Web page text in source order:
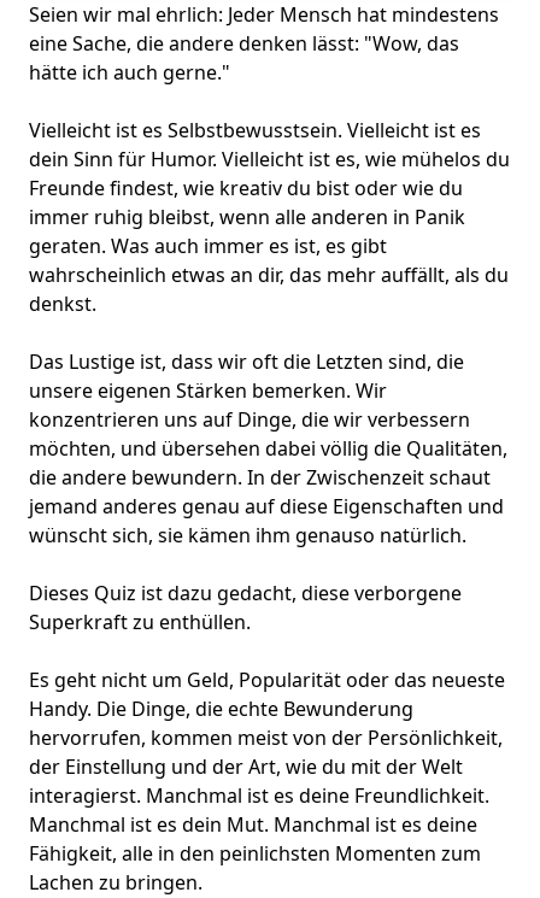
Seien wir mal ehrlich: Jeder Mensch hat mindestens
eine Sache, die andere denken lässt: "Wow, das
hätte ich auch gerne."
Vielleicht ist es Selbstbewusstsein. Vielleicht ist es
dein Sinn für Humor. Vielleicht ist es, wie mühelos du
Freunde findest, wie kreativ du bist oder wie du
immer ruhig bleibst, wenn alle anderen in Panik
geraten. Was auch immer es ist, es gibt
wahrscheinlich etwas an dir, das mehr auffällt, als du
denkst.
Das Lustige ist, dass wir oft die Letzten sind, die
unsere eigenen Stärken bemerken. Wir
konzentrieren uns auf Dinge, die wir verbessern
möchten, und übersehen dabei völlig die Qualitäten,
die andere bewundern. In der Zwischenzeit schaut
jemand anderes genau auf diese Eigenschaften und
wünscht sich, sie kämen ihm genauso natürlich.
Dieses Quiz ist dazu gedacht, diese verborgene
Superkraft zu enthüllen.
Es geht nicht um Geld, Popularität oder das neueste
Handy. Die Dinge, die echte Bewunderung
hervorrufen, kommen meist von der Persönlichkeit,
der Einstellung und der Art, wie du mit der Welt
interagierst. Manchmal ist es deine Freundlichkeit.
Manchmal ist es dein Mut. Manchmal ist es deine
Fähigkeit, alle in den peinlichsten Momenten zum
Lachen zu bringen.